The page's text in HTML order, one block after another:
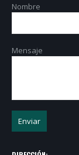
Nombre
Mensaje